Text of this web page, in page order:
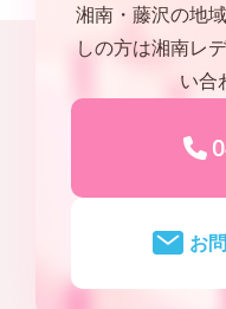
湘南・藤沢の地
しの方は湘南レ
い合
お